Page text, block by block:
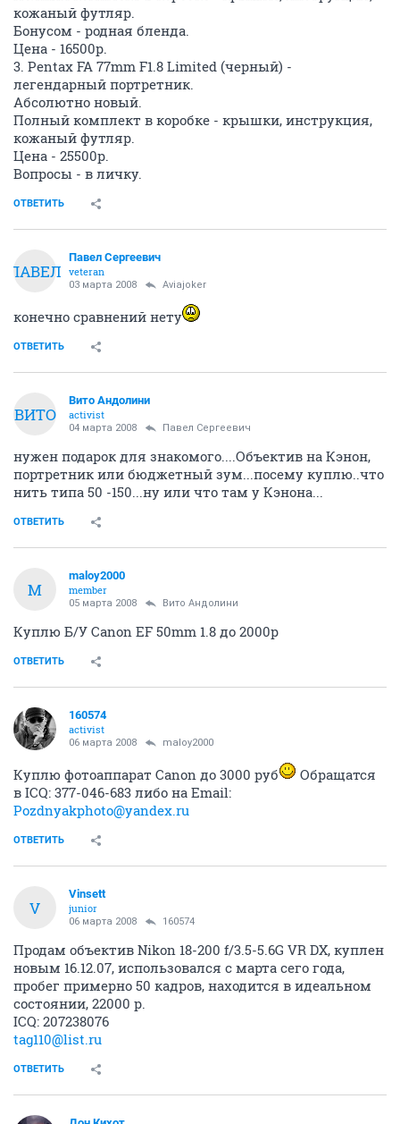
кожаный футляр.
Бонусом - родная бленда.
Цена - 16500р.
3. Pentax FA 77mm F1.8 Limited (черный) -
легендарный портретник.
Абсолютно новый.
Полный комплект в коробке - крышки, инструкция,
кожаный футляр.
Цена - 25500р.
Вопросы - в личку.
ОТВЕТИТЬ
ПАВЕЛ
Павел Сергеевич
veteran
03 марта 2008 Aviajoker
конечно сравнений нету
ОТВЕТИТЬ
ВИТО
Вито Андолини
activist
04 марта 2008 Павел Сергеевич
нужен подарок для знакомого....Объектив на Кэнон,
портретник или бюджетный зум...посему куплю..что
нить типа 50 -150...ну или что там у Кэнона...
ОТВЕТИТЬ
M
maloy2000
member
05 марта 2008 Вито Андолини
Куплю Б/У Canon EF 50mm 1.8 до 2000р
ОТВЕТИТЬ
160574
activist
06 марта 2008 maloy2000
Куплю фотоаппарат Canon до 3000 руб
Обращатся
в ICQ: 377-046-683 либо на Email:
Pozdnyakphoto@yandex.ru
ОТВЕТИТЬ
V
Vinsett
junior
06 марта 2008 160574
Продам объектив Nikon 18-200 f/3.5-5.6G VR DX, куплен
новым 16.12.07, использовался с марта сего года,
пробег примерно 50 кадров, находится в идеальном
состоянии, 22000 р.
ICQ: 207238076
tag110@list.ru
ОТВЕТИТЬ